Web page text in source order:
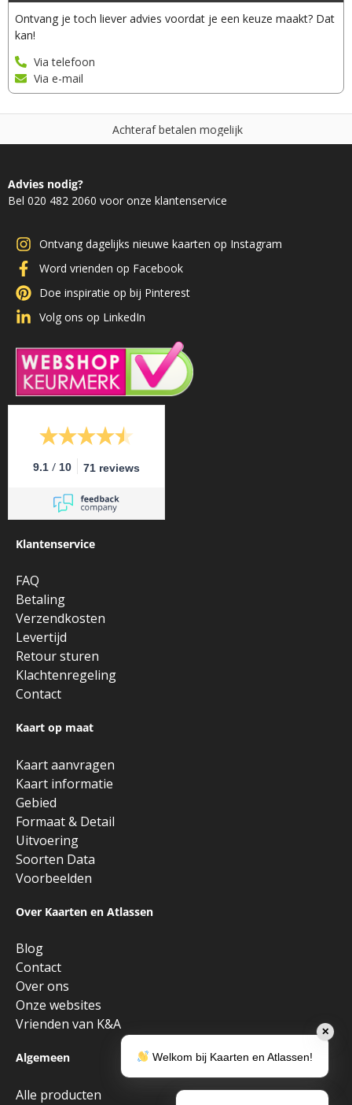
Ontvang je toch liever advies voordat je een keuze maakt? Dat
kan!
Via telefoon
Via e-mail
Achteraf betalen mogelijk
Advies nodig?
Bel 020 482 2060 voor onze klantenservice
Ontvang dagelijks nieuwe kaarten op Instagram
Word vrienden op Facebook
Doe inspiratie op bij Pinterest
Volg ons op LinkedIn
9.1 / 10 71 reviews
Klantenservice
FAQ
Betaling
Verzendkosten
Levertijd
Retour sturen
Klachtenregeling
Contact
Kaart op maat
Kaart aanvragen
Kaart informatie
Gebied
Formaat & Detail
Uitvoering
Soorten Data
Voorbeelden
Over Kaarten en Atlassen
Blog
Contact
Over ons
Onze websites
Vrienden van K&A
Algemeen
Alle producten
✕
Welkom bij Kaarten en Atlassen!